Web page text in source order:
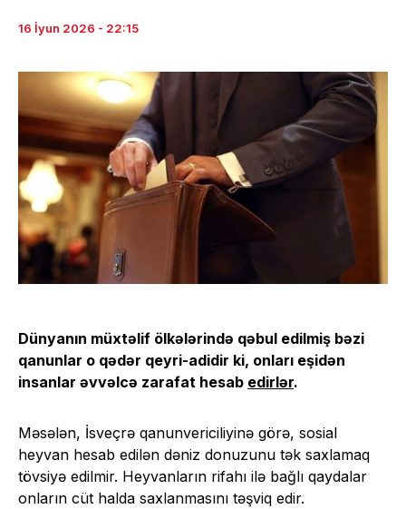
16 İyun 2026 - 22:15
Dünyanın müxtəlif ölkələrində qəbul edilmiş bəzi
qanunlar o qədər qeyri-adidir ki, onları eşidən
insanlar əvvəlcə zarafat hesab edirlər.
Məsələn, İsveçrə qanunvericiliyinə görə, sosial
heyvan hesab edilən dəniz donuzunu tək saxlamaq
tövsiyə edilmir. Heyvanların rifahı ilə bağlı qaydalar
onların cüt halda saxlanmasını təşviq edir.